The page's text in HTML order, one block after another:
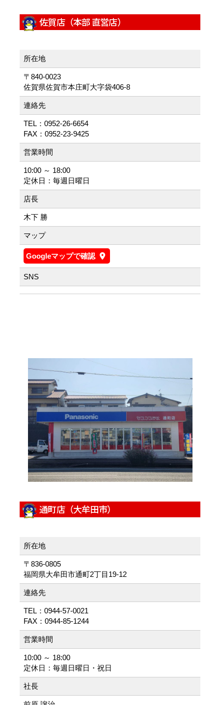
佐賀店（本部 直営店）
所在地
〒840-0023
佐賀県佐賀市本庄町大字袋406-8
連絡先
TEL：0952-26-6654
FAX：0952-23-9425
営業時間
10:00 ～ 18:00
定休日：毎週日曜日
店長
木下 勝
マップ
Googleマップで確認
SNS
通町店（大牟田市）
所在地
〒836-0805
福岡県大牟田市通町2丁目19-12
連絡先
TEL：0944-57-0021
FAX：0944-85-1244
営業時間
10:00 ～ 18:00
定休日：毎週日曜日・祝日
社長